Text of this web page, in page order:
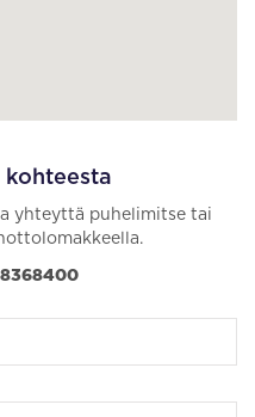
yhteyttä puhelimitse tai